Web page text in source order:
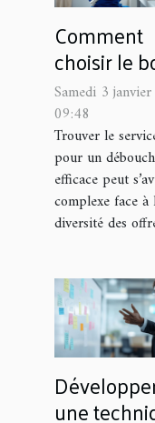
Comment
choisir le
service
débouchage
efficace ?
Samedi 3
09:48
Trouver le
pour un
efficace peut
complexe face à
diversité des
une